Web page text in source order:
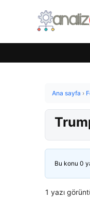
Ana sayfa ›
Bu konu 0
1 yazı